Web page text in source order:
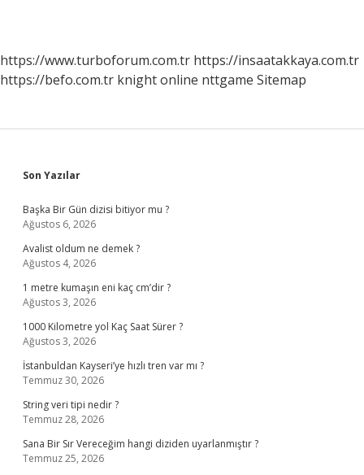
https://www.turboforum.com.tr https://insaatakkaya.com.tr
https://befo.com.tr knight online nttgame Sitemap
Sidebar
Son Yazılar
Başka Bir Gün dizisi bitiyor mu ?
Ağustos 6, 2026
Avalist oldum ne demek ?
Ağustos 4, 2026
1 metre kumaşın eni kaç cm’dir ?
Ağustos 3, 2026
1000 Kilometre yol Kaç Saat Sürer ?
Ağustos 3, 2026
İstanbuldan Kayseri’ye hızlı tren var mı ?
Temmuz 30, 2026
String veri tipi nedir ?
Temmuz 28, 2026
Sana Bir Sır Vereceğim hangi diziden uyarlanmıştır ?
Temmuz 25, 2026